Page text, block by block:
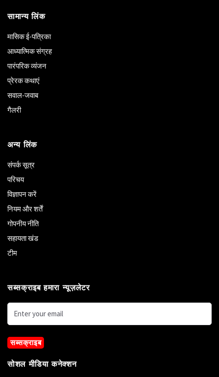
सामान्य लिंक
मासिक ई-पत्रिका
आध्यात्मिक संग्रह
पारंपरिक व्यंजन
प्रेरक कथाएं
सवाल-जवाब
गैलरी
अन्य लिंक
संपर्क सूत्र
परिचय
विज्ञापन करें
नियम और शर्तें
गोपनीय नीति
सहायता खंड
टीम
सब्सक्राइब हमारा न्यूज़लेटर
सब्सक्राइब
सोशल मीडिया कनेक्शन